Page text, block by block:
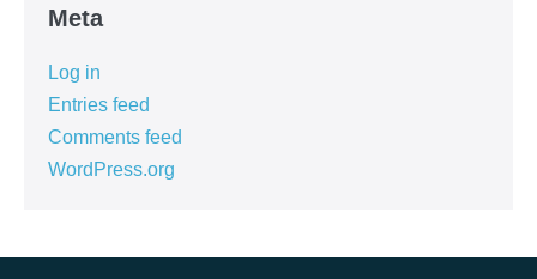
Meta
Log in
Entries feed
Comments feed
WordPress.org